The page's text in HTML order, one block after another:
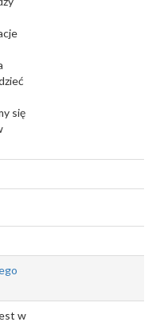
się
w